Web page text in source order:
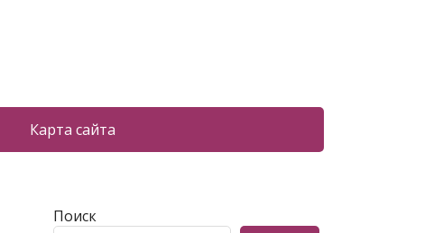
Карта сайта
Поиск